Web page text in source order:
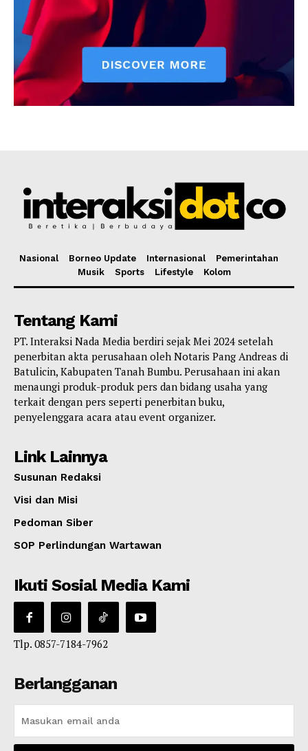
Nasional Borneo Update Internasional
Pemerintahan
Musik
Sports Lifestyle Kolom
Tentang Kami
PT. Interaksi Nada Media berdiri sejak Mei 2024 setelah
penerbitan akta perusahaan oleh Notaris Pang Andreas di
Batulicin, Kabupaten Tanah Bumbu. Perusahaan ini akan
menaungi produk-produk pers dan bidang usaha yang
terkait dengan pers seperti penerbitan buku,
penyelenggara acara atau event organizer.
Link Lainnya
Susunan Redaksi
Visi dan Misi
Pedoman Siber
SOP Perlindungan Wartawan
Ikuti Sosial Media Kami
Tlp. 0857-7184-7962
Berlangganan